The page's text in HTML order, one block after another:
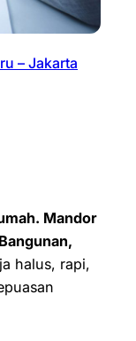
– Jakarta
Mandor
halus, rapi,